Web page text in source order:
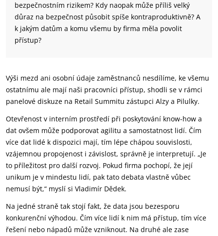
bezpečnostním rizikem? Kdy naopak může příliš velký
důraz na bezpečnost působit spíše kontraproduktivně? A
k jakým datům a komu všemu by firma měla povolit
přístup?
Výši mezd ani osobní údaje zaměstnanců nesdílíme, ke všemu
ostatnímu ale mají naši pracovníci přístup, shodli se v rámci
panelové diskuze na Retail Summitu zástupci Alzy a Pilulky.
Otevřenost v interním prostředí při poskytování know-how a
dat ovšem může podporovat agilitu a samostatnost lidí. Čím
více dat lidé k dispozici mají, tím lépe chápou souvislosti,
vzájemnou propojenost i závislost, správně je interpretují. „Je
to příležitost pro další rozvoj. Pokud firma pochopí, že její
unikum je v mindestu lidí, pak tato debata vlastně vůbec
nemusí být,“ myslí si Vladimír Dědek.
Na jedné straně tak stojí fakt, že data jsou bezesporu
konkurenční výhodou. Čím více lidí k nim má přístup, tím více
řešení nebo nápadů může vzniknout. Na druhé ale zase